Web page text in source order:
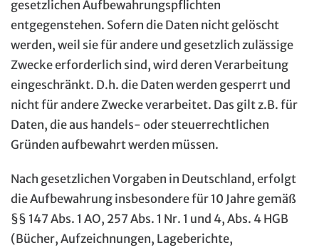
gesetzlichen Aufbewahrungspflichten
entgegenstehen. Sofern die Daten nicht gelöscht
werden, weil sie für andere und gesetzlich zulässige
Zwecke erforderlich sind, wird deren Verarbeitung
eingeschränkt. D.h. die Daten werden gesperrt und
nicht für andere Zwecke verarbeitet. Das gilt z.B. für
Daten, die aus handels- oder steuerrechtlichen
Gründen aufbewahrt werden müssen.
Nach gesetzlichen Vorgaben in Deutschland, erfolgt
die Aufbewahrung insbesondere für 10 Jahre gemäß
§§ 147 Abs. 1 AO, 257 Abs. 1 Nr. 1 und 4, Abs. 4 HGB
(Bücher, Aufzeichnungen, Lageberichte,